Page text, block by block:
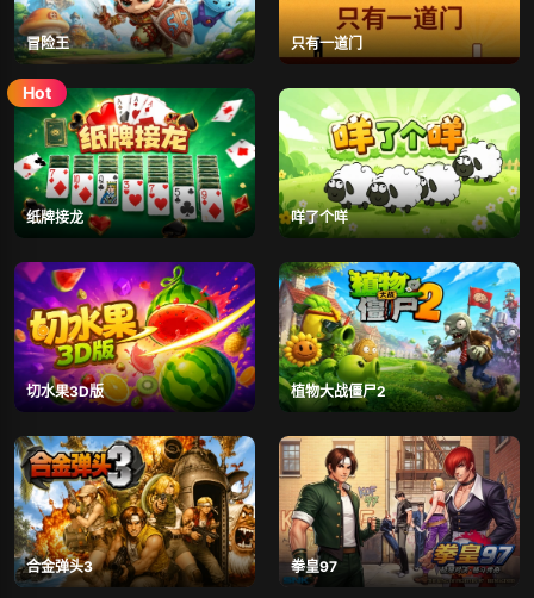
冒险王 只有一道门
纸牌接龙 咩了个咩
切水果3D版 植物大战僵尸2
合金弹头3 拳皇97